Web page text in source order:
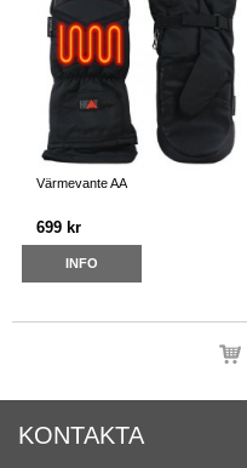
Värmevante AA
699 kr
INFO
KONTAKTA